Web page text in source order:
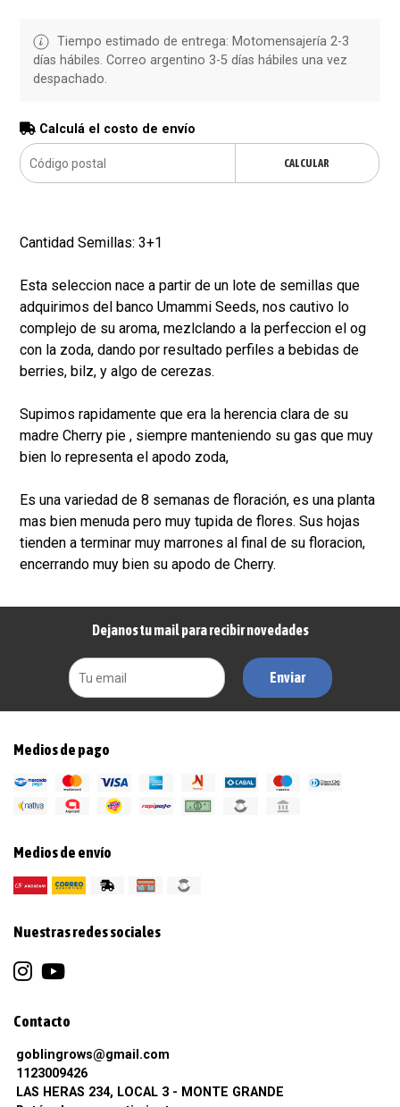
Tiempo estimado de entrega: Motomensajería 2-3
días hábiles. Correo argentino 3-5 días hábiles una vez
despachado.
Calculá el costo de envío
CALCULAR
Cantidad Semillas: 3+1
Esta seleccion nace a partir de un lote de semillas que
adquirimos del banco Umammi Seeds, nos cautivo lo
complejo de su aroma, mezlclando a la perfeccion el og
con la zoda, dando por resultado perfiles a bebidas de
berries, bilz, y algo de cerezas.
Supimos rapidamente que era la herencia clara de su
madre Cherry pie , siempre manteniendo su gas que muy
bien lo representa el apodo zoda,
Es una variedad de 8 semanas de floración, es una planta
mas bien menuda pero muy tupida de flores. Sus hojas
tienden a terminar muy marrones al final de su floracion,
encerrando muy bien su apodo de Cherry.
Dejanos tu mail para recibir novedades
Enviar
Medios de pago
Medios de envío
Nuestras redes sociales
Contacto
goblingrows@gmail.com
1123009426
LAS HERAS 234, LOCAL 3 - MONTE GRANDE